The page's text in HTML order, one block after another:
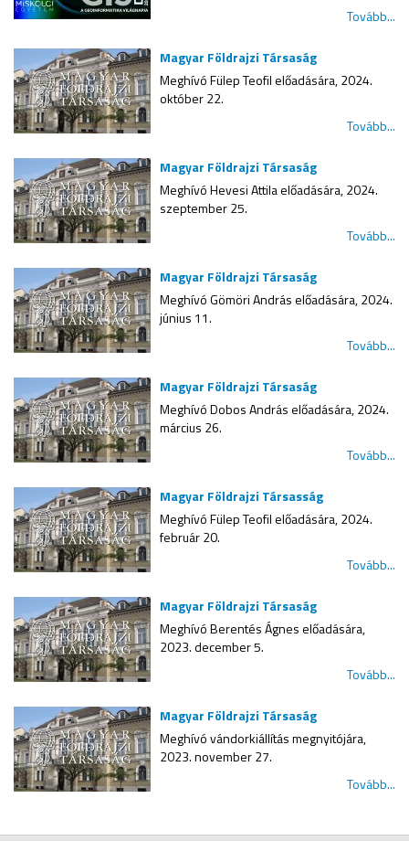
Tovább...
Magyar Földrajzi Társaság
Meghívó Fülep Teofil előadására, 2024.
október 22.
Tovább...
Magyar Földrajzi Társaság
Meghívó Hevesi Attila előadására, 2024.
szeptember 25.
Tovább...
Magyar Földrajzi Társaság
Meghívó Gömöri András előadására, 2024.
június 11.
Tovább...
Magyar Földrajzi Társaság
Meghívó Dobos András előadására, 2024.
március 26.
Tovább...
Magyar Földrajzi Társasság
Meghívó Fülep Teofil előadására, 2024.
február 20.
Tovább...
Magyar Földrajzi Társaság
Meghívó Berentés Ágnes előadására,
2023. december 5.
Tovább...
Magyar Földrajzi Társaság
Meghívó vándorkiállítás megnyitójára,
2023. november 27.
Tovább...